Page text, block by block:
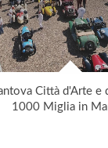
Città d'Arte e
1000 Miglia in